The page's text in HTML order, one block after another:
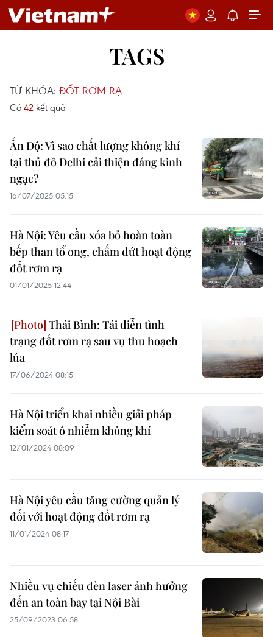
TAGS
TỪ KHÓA: ĐỐT RƠM RẠ
Có 42 kết quả
Ấn Độ: Vì sao chất lượng không khí
tại thủ đô Delhi cải thiện đáng kinh
ngạc?
16/07/2025 05:15
Hà Nội: Yêu cầu xóa bỏ hoàn toàn
bếp than tổ ong, chấm dứt hoạt động
đốt rơm rạ
01/01/2025 12:44
Thái Bình: Tái diễn tình
trạng đốt rơm rạ sau vụ thu hoạch
lúa
17/06/2024 08:15
Hà Nội triển khai nhiều giải pháp
kiểm soát ô nhiễm không khí
12/01/2024 08:09
Hà Nội yêu cầu tăng cường quản lý
đối với hoạt động đốt rơm rạ
11/01/2024 08:17
Nhiều vụ chiếu đèn laser ảnh hưởng
đến an toàn bay tại Nội Bài
25/09/2023 06:58